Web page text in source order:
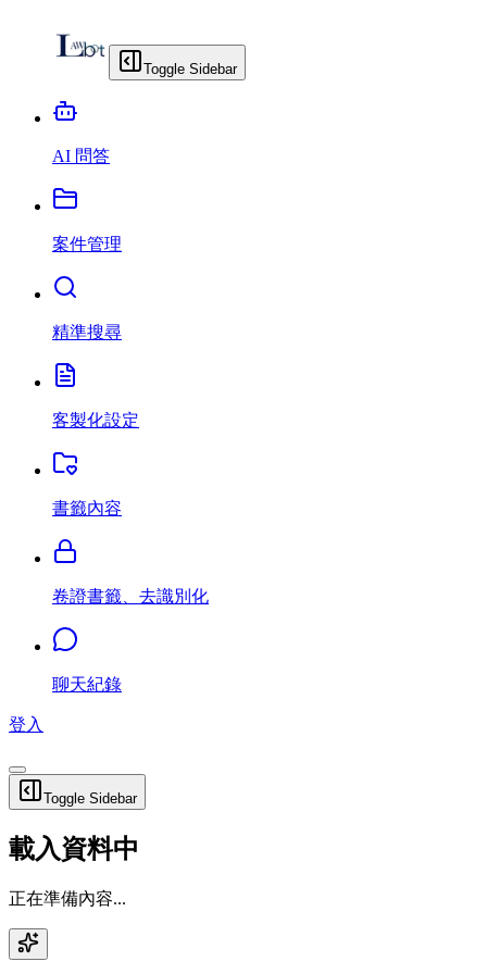
Toggle Sidebar
AI 問答
案件管理
精準搜尋
客製化設定
書籤內容
卷證書籤、去識別化
聊天紀錄
登入
Toggle Sidebar
載入資料中
正在準備內容...